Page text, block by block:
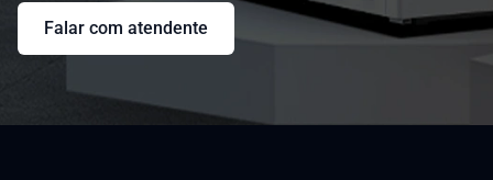
Falar com atendente